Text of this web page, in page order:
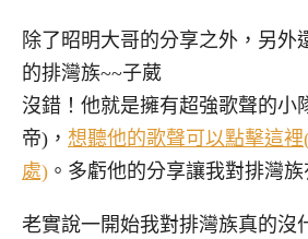
除了昭明大哥的分享之外，另外
的排灣族~~子葳
沒錯！他就是擁有超強歌聲的小
帝)， 想聽他的歌聲可以點擊這
處) 。多虧他的分享讓我對排灣
老實說一開始我對排灣族真的沒